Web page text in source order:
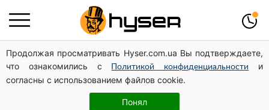
Продолжая просматривать Hyser.com.ua Вы подтверждаете,
что ознакомились с
Политикой конфиденциальности
и
согласны с использованием файлов cookie.
Понял
Повністю гола Анна Трінчер блиснула "принадами":
таких розмірів ви ще не бачили
Весь секрет в одній таблетці аспірину: рецепт хрумкої
та соковитої капусти на зиму. Навіть п'яти банок вам